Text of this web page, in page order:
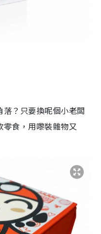
？只要換呢個小老闆
食，用嚟裝雜物又